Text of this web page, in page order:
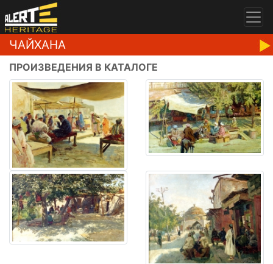
ЧАЙХАНА
ПРОИЗВЕДЕНИЯ В КАТАЛОГЕ